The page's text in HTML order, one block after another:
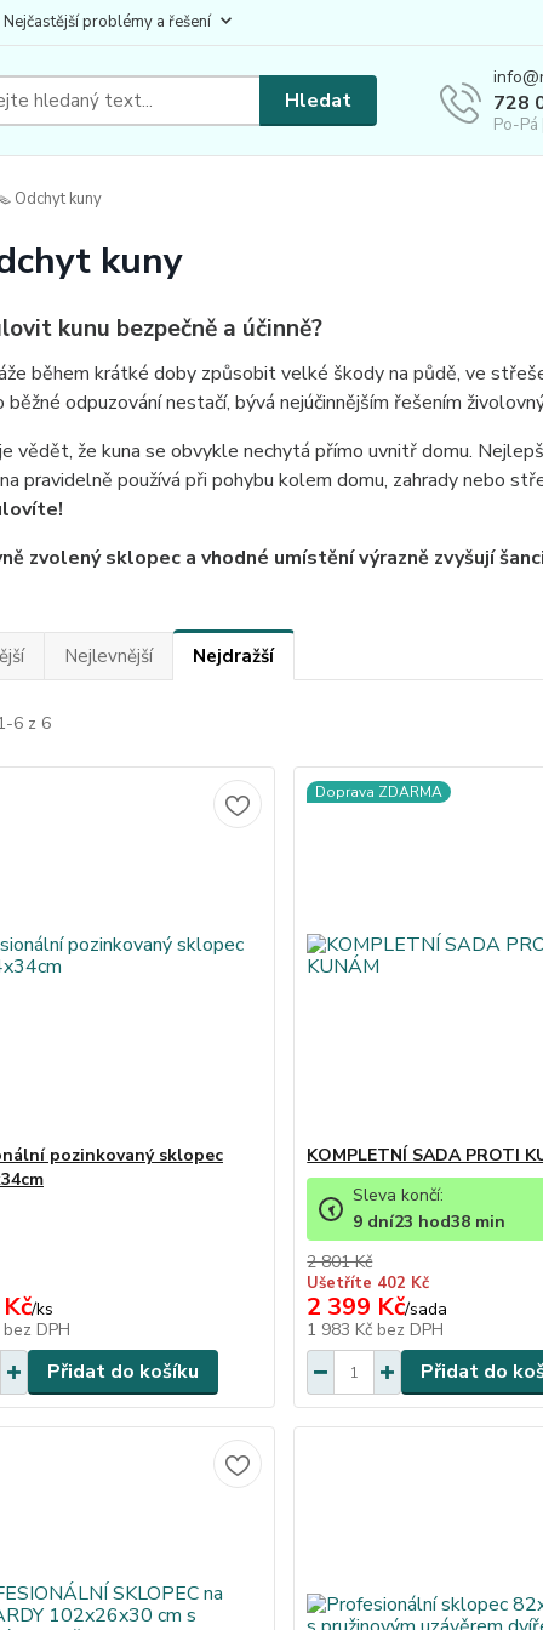
Nejčastější problémy a řešení
Hledat 728
Po-
Odchyt kuny
kuny
kunu bezpečně a účinně?
během krátké doby způsobit velké škody na půdě, ve
běžné odpuzování nestačí, bývá nejúčinnějším řešením
vědět, že kuna se obvykle nechytá přímo uvnitř domu.
pravidelně používá při pohybu kolem domu, zahrady nebo
zvolený sklopec a vhodné umístění výrazně zvyšují
Nejlevnější Nejdražší
6 z 6
pozinkovaný sklopec
/ks
bez DPH
Přidat do košíku
Doprava ZDARMA
KOMPLETNÍ SADA PROTI
2 801 Kč
Ušetříte 402 Kč
2 399 Kč/sada
1 983 Kč bez DPH
Sleva končí:
9 dní23 hod38 min
Přidat do